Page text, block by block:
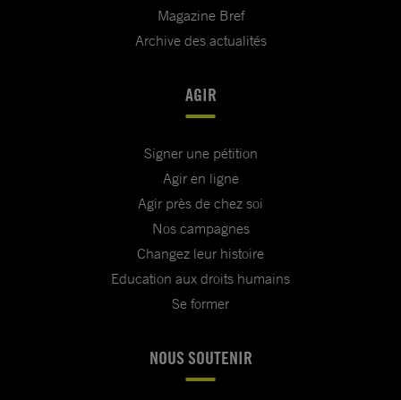
Magazine Bref
Archive des actualités
AGIR
Signer une pétition
Agir en ligne
Agir près de chez soi
Nos campagnes
Changez leur histoire
Education aux droits humains
Se former
NOUS SOUTENIR